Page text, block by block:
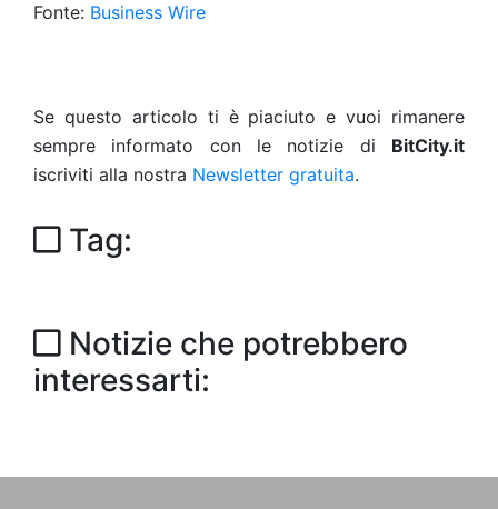
Fonte: Business Wire
Se questo articolo ti è piaciuto e vuoi rimanere
sempre informato con le notizie di BitCity.it
iscriviti alla nostra Newsletter gratuita.
Tag:
Notizie che potrebbero
interessarti: